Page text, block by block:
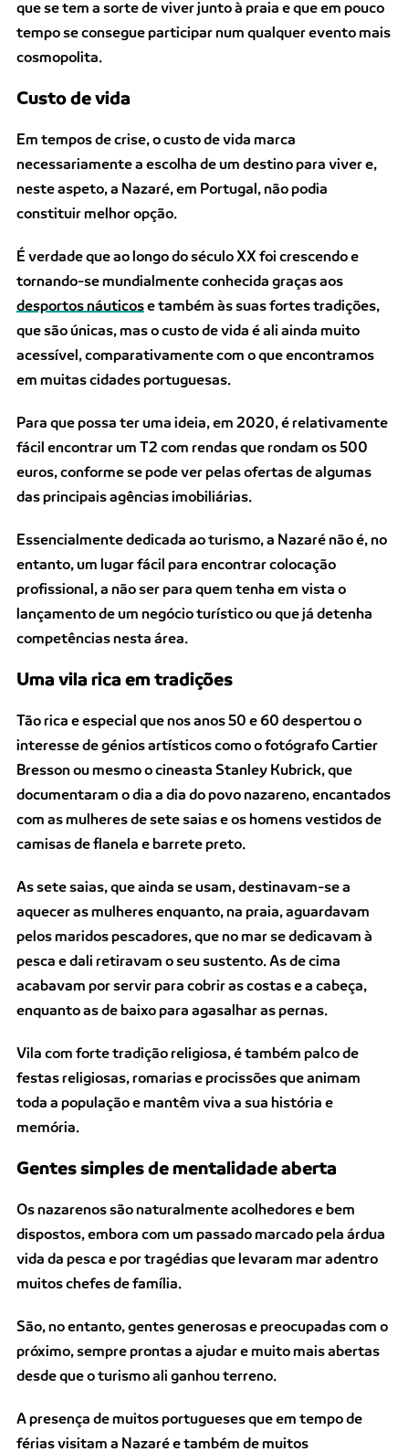
que se tem a sorte de viver junto à praia e que em pouco
tempo se consegue participar num qualquer evento mais
cosmopolita.
Custo de vida
Em tempos de crise, o custo de vida marca
necessariamente a escolha de um destino para viver e,
neste aspeto, a Nazaré, em Portugal, não podia
constituir melhor opção.
É verdade que ao longo do século XX foi crescendo e
tornando-se mundialmente conhecida graças aos
desportos náuticose também às suas fortes tradições,
que são únicas, mas o custo de vida é ali ainda muito
acessível, comparativamente com o que encontramos
em muitas cidades portuguesas.
Para que possa ter uma ideia, em 2020, é relativamente
fácil encontrar um T2 com rendas que rondam os 500
euros, conforme se pode ver pelas ofertas de algumas
das principais agências imobiliárias.
Essencialmente dedicada ao turismo, a Nazaré não é, no
entanto, um lugar fácil para encontrar colocação
profissional, a não ser para quem tenha em vista o
lançamento de um negócio turístico ou que já detenha
competências nesta área.
Uma vila rica em tradições
Tão rica e especial que nos anos 50 e 60 despertou o
interesse de génios artísticos como o fotógrafo Cartier
Bresson ou mesmo o cineasta Stanley Kubrick, que
documentaram o dia a dia do povo nazareno, encantados
com as mulheres de sete saias e os homens vestidos de
camisas de flanela e barrete preto.
As sete saias, que ainda se usam, destinavam-se a
aquecer as mulheres enquanto, na praia, aguardavam
pelos maridos pescadores, que no mar se dedicavam à
pesca e dali retiravam o seu sustento. As de cima
acabavam por servir para cobrir as costas e a cabeça,
enquanto as de baixo para agasalhar as pernas.
Vila com forte tradição religiosa, é também palco de
festas religiosas, romarias e procissões que animam
toda a população e mantêm viva a sua história e
memória.
Gentes simples de mentalidade aberta
Os nazarenos são naturalmente acolhedores e bem
dispostos, embora com um passado marcado pela árdua
vida da pesca e por tragédias que levaram mar adentro
muitos chefes de família.
São, no entanto, gentes generosas e preocupadas com o
próximo, sempre prontas a ajudar e muito mais abertas
desde que o turismo ali ganhou terreno.
A presença de muitos portugueses que em tempo de
férias visitam a Nazaré e também de muitos